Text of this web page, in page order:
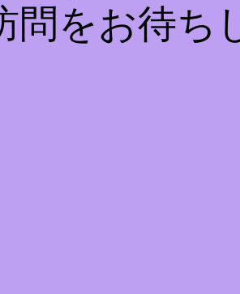
をお待ち